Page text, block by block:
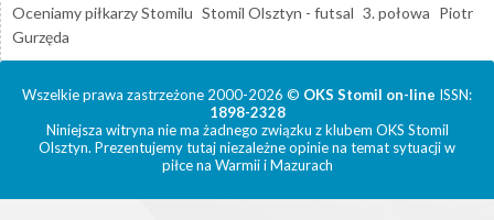
Oceniamy piłkarzy Stomilu Stomil Olsztyn - futsal 3. połowa Piotr
Gurzęda
Wszelkie prawa zastrzeżone 2000-2026 © OKS Stomil on-line ISSN:
1898-2328
Niniejsza witryna nie ma żadnego związku z klubem OKS Stomil
Olsztyn. Prezentujemy tutaj niezależne opinie na temat sytuacji w
piłce na Warmii i Mazurach